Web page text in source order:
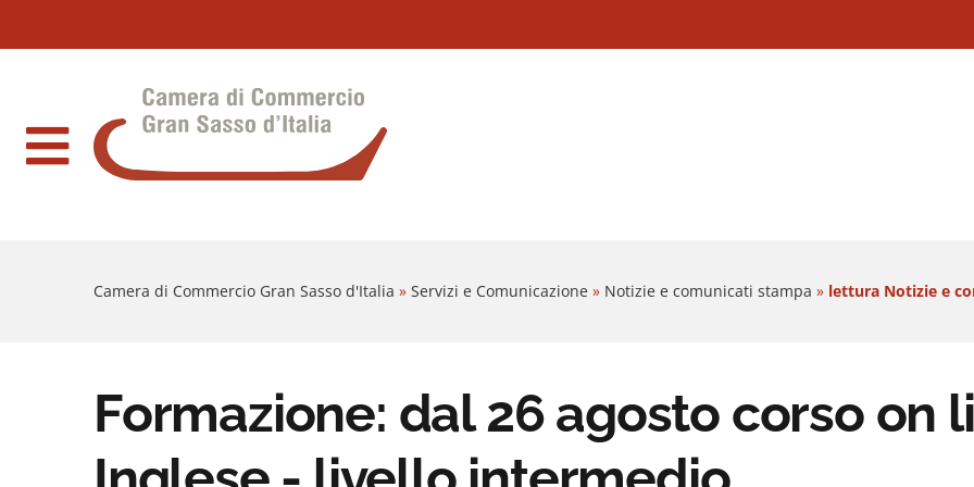
Vai al Contenuto principale della pagina
Vai al footer
Camera di Commercio Gran Sasso d'Italia
Camera di Commercio Gran Sasso d'Italia » Servizi e Comunicazione » Notizie e comunicati stampa » lettura Notizie e
Formazione: dal 26 agosto corso on